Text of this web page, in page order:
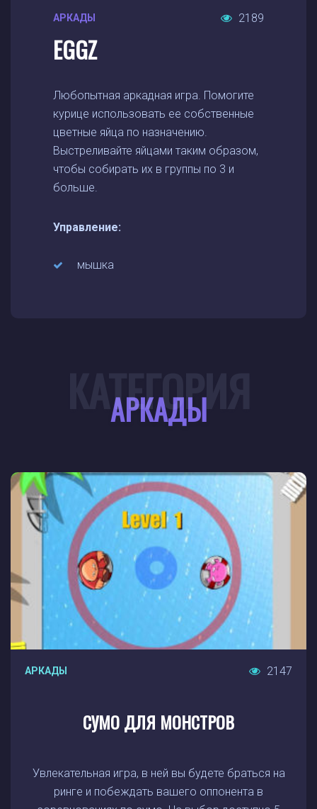
АРКАДЫ 2189
EGGZ
Любопытная аркадная игра. Помогите
курице использовать ее собственные
цветные яйца по назначению.
Выстреливайте яйцами таким образом,
чтобы собирать их в группы по 3 и
больше.
Управление:
мышка
АРКАДЫ
КАТЕГОРИЯ
АРКАДЫ 2147
СУМО ДЛЯ МОНСТРОВ
Увлекательная игра, в ней вы будете браться на
ринге и побеждать вашего оппонента в